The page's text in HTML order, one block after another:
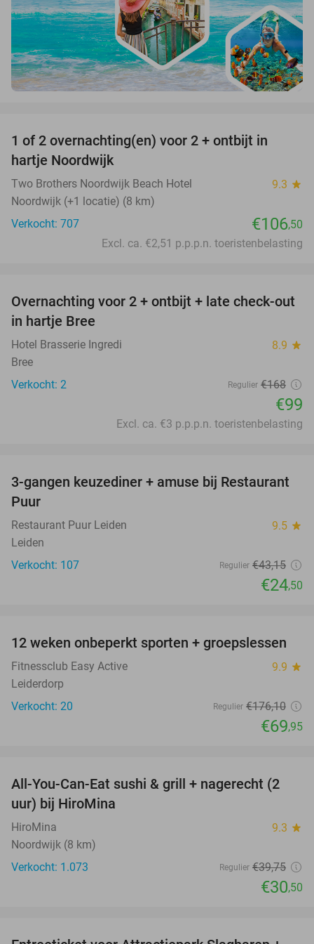
1 of 2 overnachting(en) voor 2 + ontbijt in
hartje Noordwijk
Two Brothers Noordwijk Beach Hotel 9.3 star
Noordwijk (+1 locatie) (8 km)
Verkocht: 707
€106,50
Excl. ca. €2,51 p.p.p.n. toeristenbelasting
41%
TODAY
Overnachting voor 2 + ontbijt + late check-out
in hartje Bree
Hotel Brasserie Ingredi 8.9 star
Bree
Verkocht: 2
Regulier €168
€99
Excl. ca. €3 p.p.p.n. toeristenbelasting
43%
3-gangen keuzediner + amuse bij Restaurant
Puur
Restaurant Puur Leiden 9.5 star
Leiden
Verkocht: 107
Regulier €43,15
€24,50
60%
12 weken onbeperkt sporten + groepslessen
Fitnessclub Easy Active 9.9 star
Leiderdorp
Verkocht: 20
Regulier €176,10
€69,95
23%
All-You-Can-Eat sushi & grill + nagerecht (2
uur) bij HiroMina
HiroMina 9.3 star
Noordwijk (8 km)
Verkocht: 1.073
Regulier €39,75
€30,50